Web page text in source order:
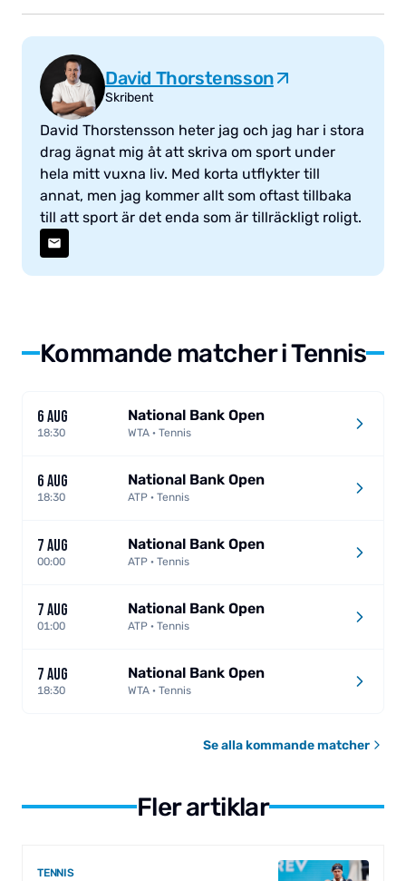
David Thorstensson
Skribent
David Thorstensson heter jag och jag har i stora
drag ägnat mig åt att skriva om sport under
hela mitt vuxna liv. Med korta utflykter till
annat, men jag kommer allt som oftast tillbaka
till att sport är det enda som är tillräckligt roligt.
Kommande matcher i Tennis
6 AUG
18:30
National Bank Open
WTA · Tennis
6 AUG
18:30
National Bank Open
ATP · Tennis
7 AUG
00:00
National Bank Open
ATP · Tennis
7 AUG
01:00
National Bank Open
ATP · Tennis
7 AUG
18:30
National Bank Open
WTA · Tennis
Se alla kommande matcher
Fler artiklar
TENNIS